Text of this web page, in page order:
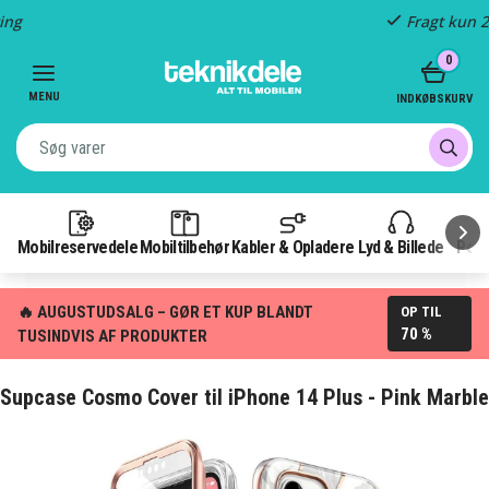
MENU
Mobilreservedele Mobiltilbehør Kabler & Opladere Lyd & Billede
0
INDKØBSKURV
🔥 AUGUSTUDSALG – GØR ET KUP BLANDT
TUSINDVIS AF PRODUKTER
OP TIL
70 %
Supcase Cosmo Cover til iPhone 14 Plus - Pink Marble